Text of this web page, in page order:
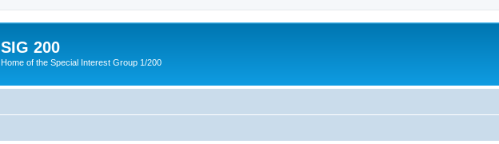
SIG 200
Home of the Special Interest Group 1/200